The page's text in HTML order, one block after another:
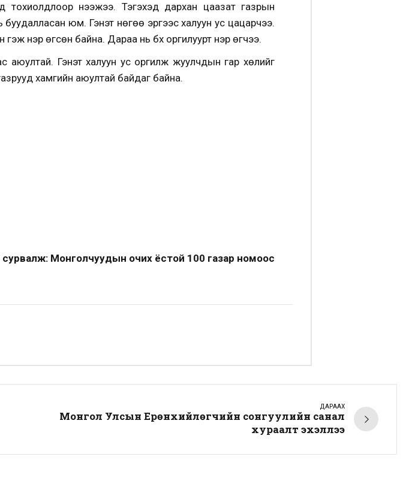
нээжээ. Тэгэхэд дархан цаазат газрын
юм. Гэнэт нөгөө эргээс халуун ус цацарчээ.
гэж нэр өгсөн байна. Дараа нь бүх оргилуурт нэр өгчээ.
аюултай. Гэнэт халуун ус оргилж жуулчдын гар хөлийг
хамгийн аюултай байдаг байна.
сурвалж: Монголчуудын очих ёстой 100 газар номоос
ДАРААХ
Монгол Улсын Ерөнхийлөгчийн сонгуулийн санал
хураалт эхэллээ